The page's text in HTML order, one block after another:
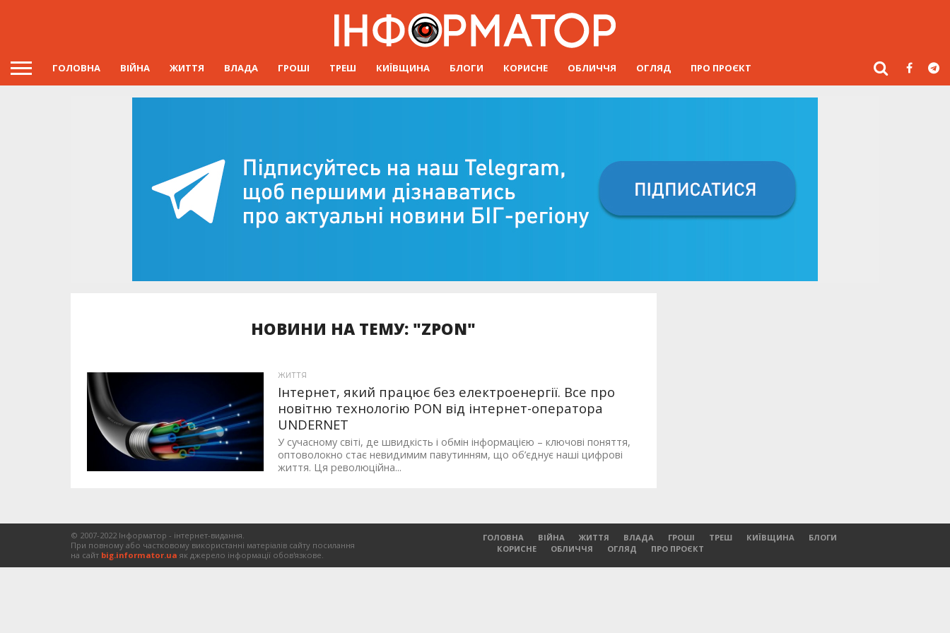
ГОЛОВНА ВІЙНА ЖИТТЯ ВЛАДА ГРОШІ ТРЕШ КИЇВЩИНА БЛОГИ КОРИСНЕ ОБЛИЧЧЯ ОГЛЯД ПРО ПРОЄКТ
НОВИНИ НА ТЕМУ: "ZPON"
ЖИТТЯ
Інтернет, який працює без електроенергії. Все про
новітню технологію PON від інтернет-оператора
UNDERNET
У сучасному світі, де швидкість і обмін інформацією – ключові поняття,
оптоволокно стає невидимим павутинням, що об’єднує наші цифрові
життя. Ця революційна...
ГОЛОВНА ВІЙНА ЖИТТЯ ВЛАДА ГРОШІ ТРЕШ КИЇВЩИНА
БЛОГИ
КОРИСНЕ
ОБЛИЧЧЯ ОГЛЯД ПРО ПРОЄКТ
© 2007-2022 Інформатор - інтернет-видання.
При повному або частковому використанні матеріалів сайту посилання
на сайт big.informator.ua як джерело інформації обов'язкове.